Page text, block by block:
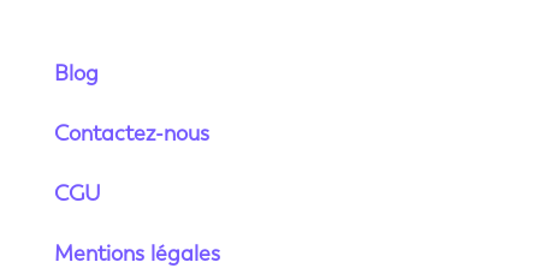
Blog
Contactez-nous
CGU
Mentions légales